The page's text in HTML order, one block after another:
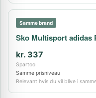
Samme brand
Sko Multisport adidas
kr. 337
Spartoo
Samme prisniveau
Relevant hvis du vil blive i